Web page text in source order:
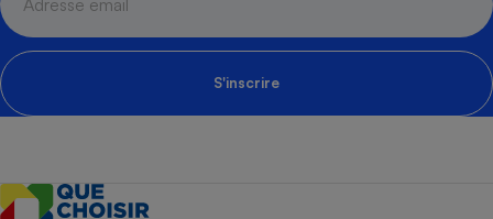
S'inscrire